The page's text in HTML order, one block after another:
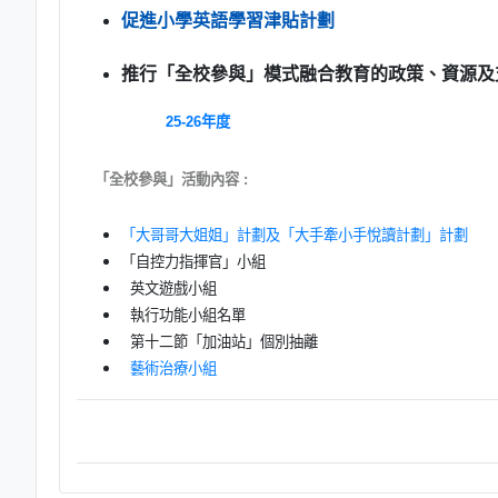
促進小學英語學習津貼計劃
推行「全校參與」模式融合教育的政策、資源
25-26年度
「全校參與」活動內容 :
「大哥哥大姐姐」計劃及「大手牽小手悅讀計劃」計劃
「自控力指揮官」小組
英文遊戲小組
執行功能小組名單
第十二節「加油站」個別抽離
藝術治療小組